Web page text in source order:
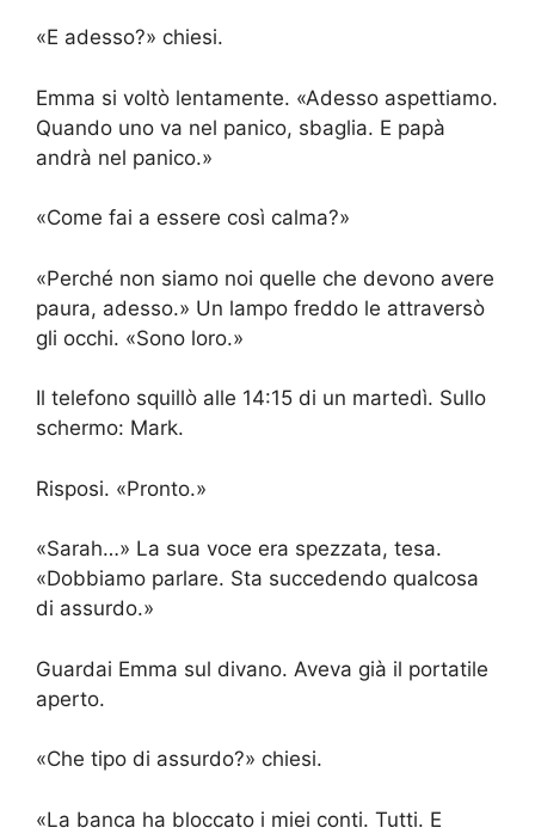
«E adesso?» chiesi.
Emma si voltò lentamente. «Adesso aspettiamo.
Quando uno va nel panico, sbaglia. E papà
andrà nel panico.»
«Come fai a essere così calma?»
«Perché non siamo noi quelle che devono avere
paura, adesso.» Un lampo freddo le attraversò
gli occhi. «Sono loro.»
Il telefono squillò alle 14:15 di un martedì. Sullo
schermo: Mark.
Risposi. «Pronto.»
«Sarah…» La sua voce era spezzata, tesa.
«Dobbiamo parlare. Sta succedendo qualcosa
di assurdo.»
Guardai Emma sul divano. Aveva già il portatile
aperto.
«Che tipo di assurdo?» chiesi.
«La banca ha bloccato i miei conti. Tutti. E